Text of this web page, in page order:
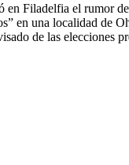
en Filadelfia el rumor
en una localidad de
de las elecciones